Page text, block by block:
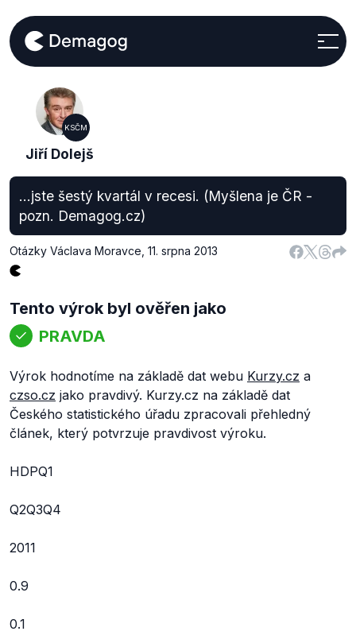
KSČM
Jiří Dolejš
...jste šestý kvartál v recesi. (Myšlena je ČR -
pozn. Demagog.cz)
Otázky Václava Moravce 11. srpna 2013
Tento výrok byl ověřen jako
PRAVDA
Výrok hodnotíme na základě dat webu Kurzy.cz a
czso.cz jako pravdivý. Kurzy.cz na základě dat
Českého statistického úřadu zpracovali přehledný
článek, který potvrzuje pravdivost výroku.
HDPQ1
Q2Q3Q4
2011
0.9
0.1